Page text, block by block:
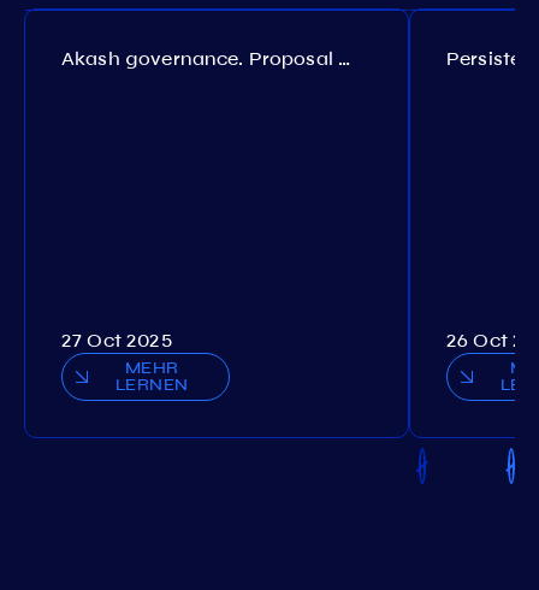
Akash governance. Proposal №308
27 Oct 2025
MEHR
LERNEN
26 Oct